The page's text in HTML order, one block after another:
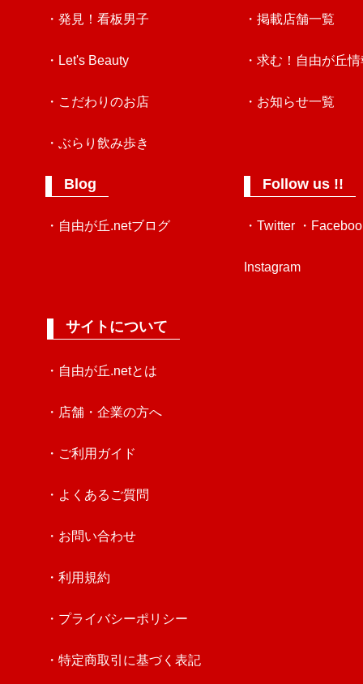
・発見！看板男子
・Let's Beauty
・こだわりのお店
・ぶらり飲み歩き
Blog
・自由が丘.netブログ
・掲載店舗一覧
・求む！自由が丘
・お知らせ一覧
Follow us !!
・Twitter ・
Instagram
サイトについて
・自由が丘.netとは
・店舗・企業の方へ
・ご利用ガイド
・よくあるご質問
・お問い合わせ
・利用規約
・プライバシーポリシー
・特定商取引に基づく表記